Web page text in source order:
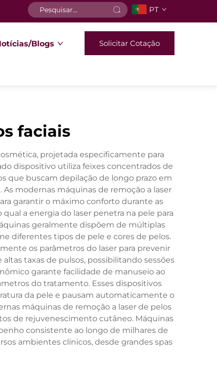
PT
Blogs Solicitar Cotação
faciais
projetada especificamente para
dispositivo utiliza feixes concentrados de
que buscam depilação de longo prazo em
modernas máquinas de remoção a laser
garantir o máximo conforto durante as
a energia do laser penetra na pele para
geralmente dispõem de múltiplas
diferentes tipos de pele e cores de pelos.
os parâmetros do laser para prevenir
taxas de pulsos, possibilitando sessões
garante facilidade de manuseio ao
do tratamento. Esses dispositivos
da pele e pausam automaticamente o
máquinas de remoção a laser de pelos
de rejuvenescimento cutâneo. Máquinas
consistente ao longo de milhares de
ambientes clínicos, desde grandes spas